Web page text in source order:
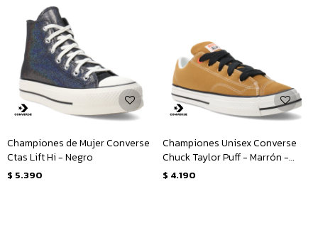
Championes de Mujer Converse
Ctas Lift Hi - Negro
$ 5.390
Championes Unisex Converse
Chuck Taylor Puff - Marrón -
Amarillo Mostaza
$ 4.190